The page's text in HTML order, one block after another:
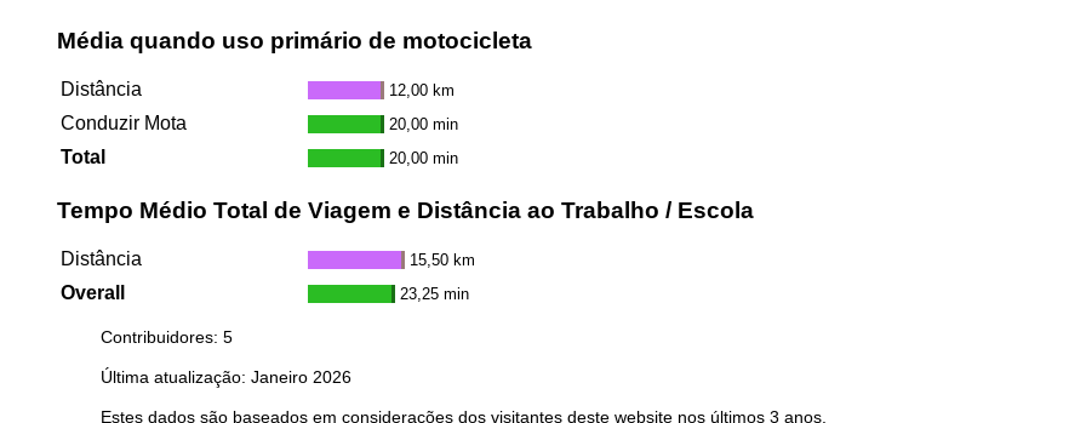
Média quando uso primário de motocicleta
Distância 12,00 km
Conduzir Mota 20,00 min
Total 20,00 min
Tempo Médio Total de Viagem e Distância ao Trabalho / Escola
Distância 15,50 km
Overall 23,25 min
Contribuidores: 5
Última atualização: Janeiro 2026
Estes dados são baseados em considerações dos visitantes deste website nos últimos 3 anos.